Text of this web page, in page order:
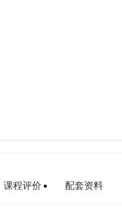
课程评价 配套资料